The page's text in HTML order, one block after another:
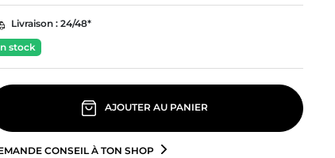
Livraison : 24/48*
stock
AJOUTER AU PANIER
CONSEIL À TON SHOP